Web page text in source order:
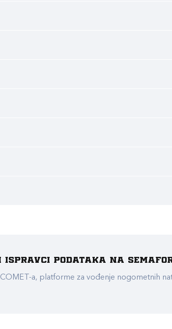
podataka na
a, platforme za vođenje nogometnih